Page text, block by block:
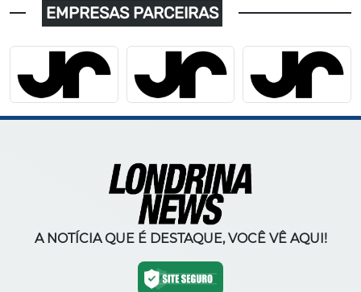
EMPRESAS PARCEIRAS
A NOTÍCIA QUE É DESTAQUE, VOCÊ VÊ AQUI!